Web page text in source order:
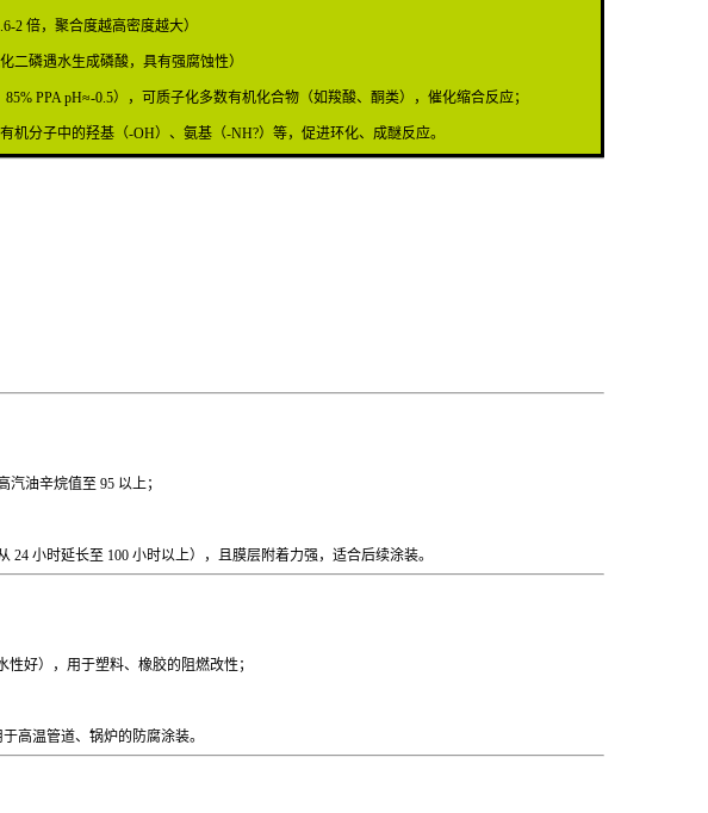
2 倍，聚合度越高密度越大）
二磷遇水生成磷酸，具有强腐蚀性）
PPA pH≈-0.5），可质子化多数有机化合物（如羧酸、酮类），催化缩合反应；
机分子中的羟基（-OH）、氨基（-NH?）等，促进环化、成醚反应。
油辛烷值至 95 以上；
小时延长至 100 小时以上），且膜层附着力强，适合后续涂装。
好），用于塑料、橡胶的阻燃改性；
高温管道、锅炉的防腐涂装。